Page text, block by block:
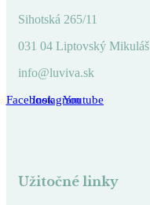
Sihotská 265/11
031 04 Liptovský Mikuláš
info@luviva.sk
FacebookInstagramYoutube
Užitočné linky